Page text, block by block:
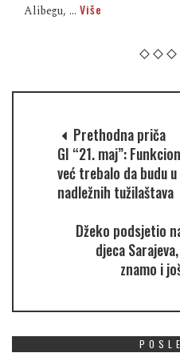
Alibegu, ... Više
Prethodna priča
GI “21. maj”:
već trebalo da budu
nadležnih tužilaštava
Džeko podsjetio
djeca
znamo i